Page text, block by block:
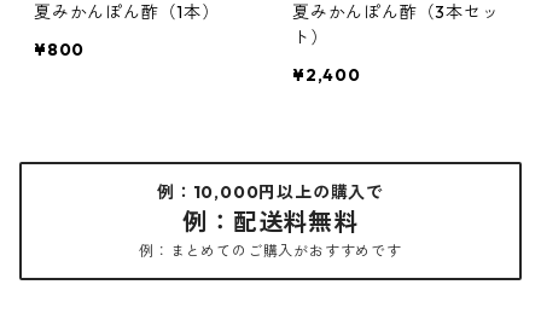
夏みかんぽん酢（1本）
¥800
夏みかんぽん酢（3本セッ
ト）
¥2,400
例：10,000円以上の購入で
例：配送料無料
例：まとめてのご購入がおすすめです